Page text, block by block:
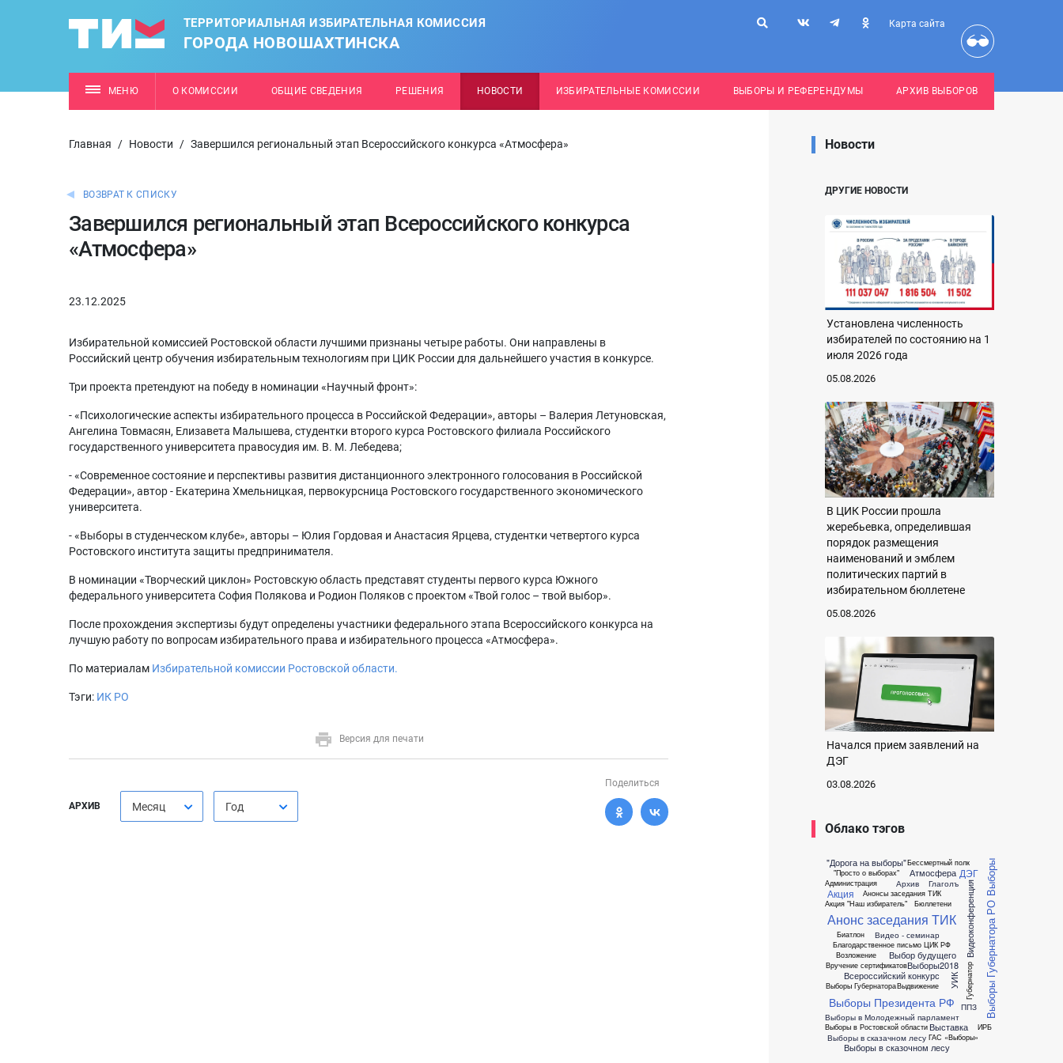
ТЕРРИТОРИАЛЬНАЯ ИЗБИРАТЕЛЬНАЯ КОМИССИЯ
ГОРОДА НОВОШАХТИНСКА
Карта сайта
МЕНЮ О КОМИССИИ ОБЩИЕ СВЕДЕНИЯ РЕШЕНИЯ НОВОСТИ ИЗБИРАТЕЛЬНЫЕ КОМИССИИ ВЫБОРЫ И РЕФЕРЕНДУМЫ АРХИВ ВЫБОРОВ
Главная / Новости / Завершился региональный этап Всероссийского конкурса «Атмосфера»
ВОЗВРАТ К СПИСКУ
Завершился региональный этап Всероссийского конкурса
«Атмосфера»
23.12.2025
Избирательной комиссией Ростовской области лучшими признаны четыре работы. Они направлены в
Российский центр обучения избирательным технологиям при ЦИК России для дальнейшего участия в конкурсе.
Три проекта претендуют на победу в номинации «Научный фронт»:
- «Психологические аспекты избирательного процесса в Российской Федерации», авторы – Валерия Летуновская,
Ангелина Товмасян, Елизавета Малышева, студентки второго курса Ростовского филиала Российского
государственного университета правосудия им. В. М. Лебедева;
- «Современное состояние и перспективы развития дистанционного электронного голосования в Российской
Федерации», автор - Екатерина Хмельницкая, первокурсница Ростовского государственного экономического
университета.
- «Выборы в студенческом клубе», авторы – Юлия Гордовая и Анастасия Ярцева, студентки четвертого курса
Ростовского института защиты предпринимателя.
В номинации «Творческий циклон» Ростовскую область представят студенты первого курса Южного
федерального университета София Полякова и Родион Поляков с проектом «Твой голос – твой выбор».
После прохождения экспертизы будут определены участники федерального этапа Всероссийского конкурса на
лучшую работу по вопросам избирательного права и избирательного процесса «Атмосфера».
По материалам Избирательной комиссии Ростовской области.
Тэги: ИК РО
Версия для печати
АРХИВ Месяц Год
Поделиться
Новости
ДРУГИЕ НОВОСТИ
Установлена численность
избирателей по состоянию на 1
июля 2026 года
05.08.2026
В ЦИК России прошла
жеребьевка, определившая
порядок размещения
наименований и эмблем
политических партий в
избирательном бюллетене
05.08.2026
Начался прием заявлений на
ДЭГ
03.08.2026
Облако тэгов
"Дорога на выборы"
"Просто о выборах"
Администрация
Акция
Акция "Наш избиратель"
Анонс заседания ТИК
Анонсы заседания ТИК
Архив
Атмосфера
Бессмертный полк
Биатлон
Благодарственное письмо ЦИК РФ
Бюллетени
Видео - семинар Видеоконференция
Возложение
Вручение сертификатов
Всероссийский конкурс
Выбор будущего
Выборы
Выборы Губернатора Выборы Губернатора РО
Выборы Президента РФ
Выборы в Молодежный парламент
Выборы в Ростовской области
Выборы в сказачном лесу
Выборы в сказочном лесу
Выборы2018
Выдвижение
Выставка
ГАС «Выборы»
Глаголъ
Губернатор
ДЭГ
ИРБ
ППЗ
УИК